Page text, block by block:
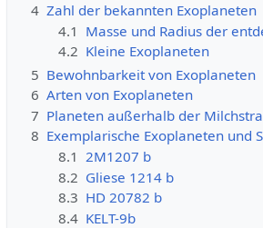
4 Zahl der bekannten Exoplaneten
4.1 Masse und Radius der
4.2 Kleine Exoplaneten
5 Bewohnbarkeit von Exoplaneten
6 Arten von Exoplaneten
7 Planeten außerhalb der
8 Exemplarische Exoplaneten und
8.1 2M1207 b
8.2 Gliese 1214 b
8.3 HD 20782 b
8.4 KELT-9b